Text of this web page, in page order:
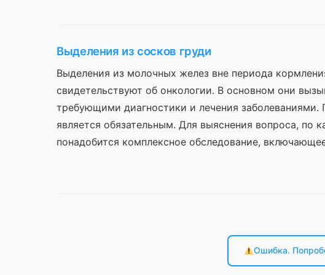
Выделения из сосков груди
Выделения из молочных желез вне периода
свидетельствуют об онкологии. В основном они
требующими диагностики и лечения
является обязательным. Для выяснения вопроса, по
понадобится комплексное обследование,
Ошибка.